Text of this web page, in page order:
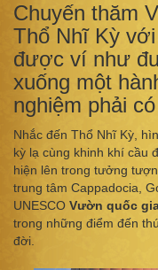
Chuyến thăm
Thổ Nhĩ Kỳ
được ví như
xuống một
nghiệm phải
Nhắc đến Thổ Nhĩ Kỳ,
kỳ lạ cùng khinh khí cầu
hiện lên trong tưởng
trung tâm Cappadocia,
UNESCO Vườn quốc
trong những điểm đến
đời.